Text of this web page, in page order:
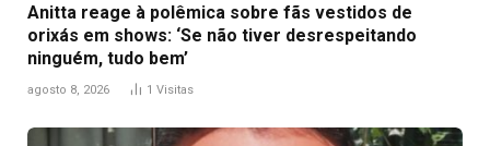
Anitta reage à polêmica sobre fãs vestidos de
orixás em shows: ‘Se não tiver desrespeitando
ninguém, tudo bem’
agosto 8, 2026 1 Visitas